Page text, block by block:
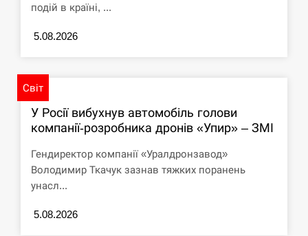
подій в країні, ...
5.08.2026
Світ
У Росії вибухнув автомобіль голови
компанії-розробника дронів «Упир» – ЗМІ
Гендиректор компанії «Уралдронзавод»
Володимир Ткачук зазнав тяжких поранень
унасл...
5.08.2026